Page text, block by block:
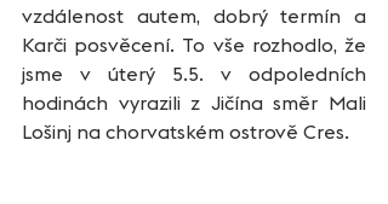
vzdálenost autem, dobrý termín a
Karči posvěcení. To vše rozhodlo, že
jsme v úterý 5.5. v odpoledních
hodinách vyrazili z Jičína směr Mali
Lošinj na chorvatském ostrově Cres.